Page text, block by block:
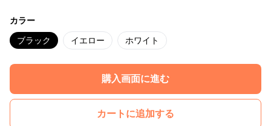
カラー
ブラック イエロー ホワイト
購入画面に進む
カートに追加する